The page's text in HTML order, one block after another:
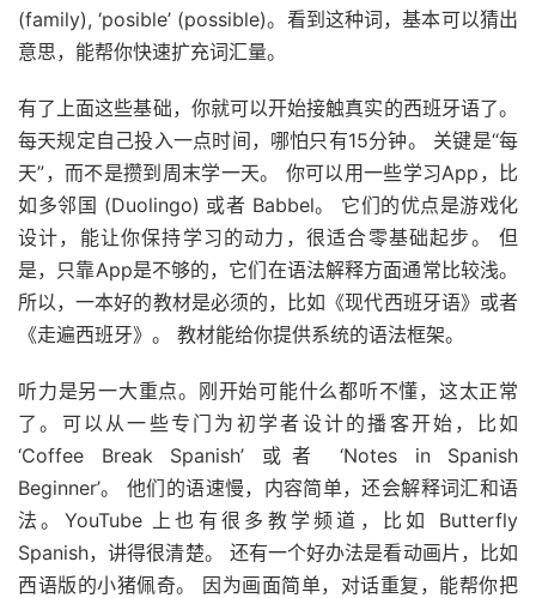
(family), ‘posible’ (possible)。看到这种词，基本可以猜出
意思，能帮你快速扩充词汇量。
有了上面这些基础，你就可以开始接触真实的西班牙语了。
每天规定自己投入一点时间，哪怕只有15分钟。 关键是“每
天”，而不是攒到周末学一天。 你可以用一些学习App，比
如多邻国 (Duolingo) 或者 Babbel。 它们的优点是游戏化
设计，能让你保持学习的动力，很适合零基础起步。 但
是，只靠App是不够的，它们在语法解释方面通常比较浅。
所以，一本好的教材是必须的，比如《现代西班牙语》或者
《走遍西班牙》。 教材能给你提供系统的语法框架。
听力是另一大重点。刚开始可能什么都听不懂，这太正常
了。可以从一些专门为初学者设计的播客开始，比如
‘Coffee Break Spanish’ 或者 ‘Notes in Spanish
Beginner’。 他们的语速慢，内容简单，还会解释词汇和语
法。YouTube 上也有很多教学频道，比如 Butterfly
Spanish，讲得很清楚。 还有一个好办法是看动画片，比如
西语版的小猪佩奇。 因为画面简单，对话重复，能帮你把